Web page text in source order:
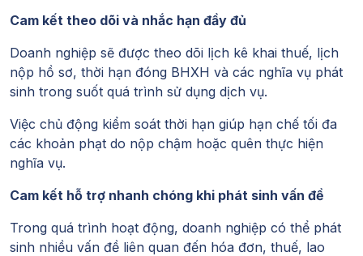
Cam kết theo dõi và nhắc hạn đầy đủ
Doanh nghiệp sẽ được theo dõi lịch kê khai thuế, lịch
nộp hồ sơ, thời hạn đóng BHXH và các nghĩa vụ phát
sinh trong suốt quá trình sử dụng dịch vụ.
Việc chủ động kiểm soát thời hạn giúp hạn chế tối đa
các khoản phạt do nộp chậm hoặc quên thực hiện
nghĩa vụ.
Cam kết hỗ trợ nhanh chóng khi phát sinh vấn đề
Trong quá trình hoạt động, doanh nghiệp có thể phát
sinh nhiều vấn đề liên quan đến hóa đơn, thuế, lao